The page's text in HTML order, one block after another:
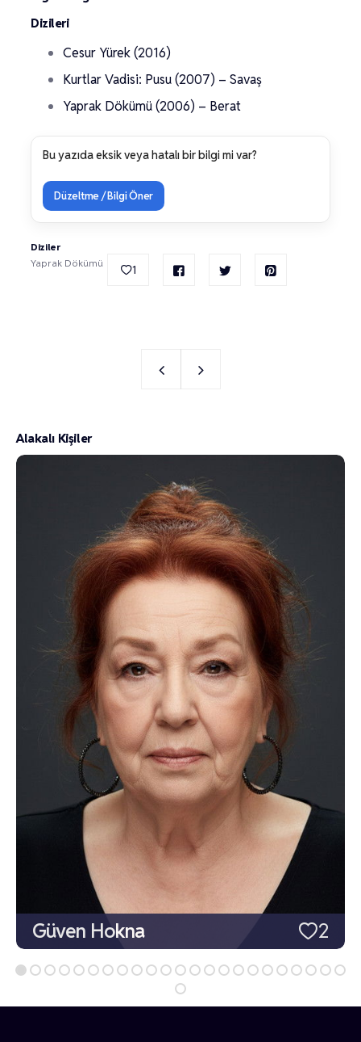
Dizileri
Cesur Yürek (2016)
Kurtlar Vadisi: Pusu (2007) – Savaş
Yaprak Dökümü (2006) – Berat
Bu yazıda eksik veya hatalı bir bilgi mi var?
Düzeltme / Bilgi Öner
Diziler
Yaprak Dökümü
1
Alakalı Kişiler
2
Güven Hokna